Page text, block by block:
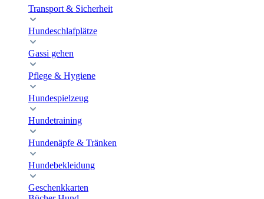
Transport & Sicherheit
Hundeschlafplätze
Gassi gehen
Pflege & Hygiene
Hundespielzeug
Hundetraining
Hundenäpfe & Tränken
Hundebekleidung
Geschenkkarten